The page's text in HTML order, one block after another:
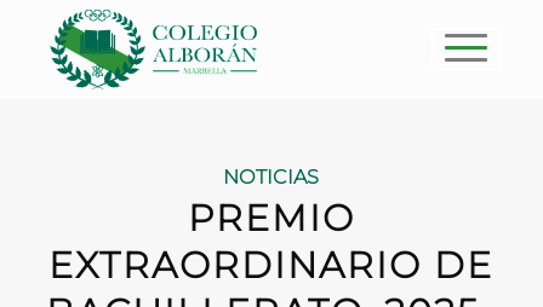
NOTICIAS
PREMIO
EXTRAORDINARIO DE